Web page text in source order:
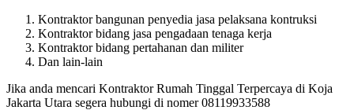
Kontraktor bangunan penyedia jasa pelaksana kontruksi
Kontraktor bidang jasa pengadaan tenaga kerja
Kontraktor bidang pertahanan dan militer
Dan lain-lain
Jika anda mencari Kontraktor Rumah Tinggal Terpercaya di Koja
Jakarta Utara segera hubungi di nomer 08119933588